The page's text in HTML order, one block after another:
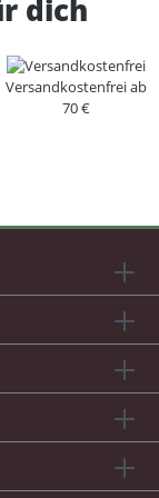
dich
Versandkostenfrei ab
70 €